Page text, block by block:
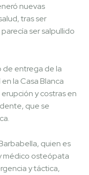
nuevas
tras ser
ser salpullido
de entrega de la
la Casa Blanca
y costras en
que se
quien es
médico osteópata
y táctica,